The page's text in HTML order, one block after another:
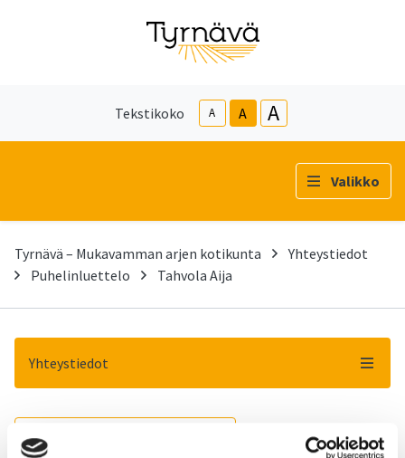
Tekstikoko A A A
Valikko
Tyrnävä – Mukavamman arjen kotikunta
Yhteystiedot
Puhelinluettelo
Tahvola Aija
Yhteystiedot
- Takaisin puhelinluetteloon